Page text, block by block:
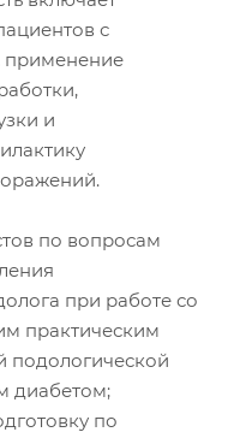
с
и
поражений.
по вопросам
при работе со
практическим
подологической
диабетом;
по